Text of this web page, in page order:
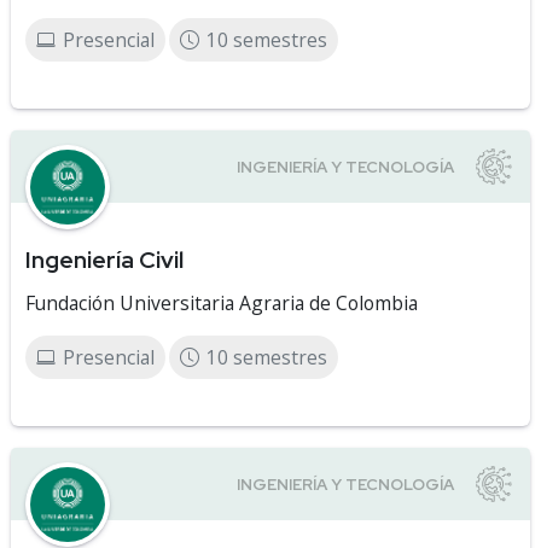
Presencial 10 semestres
Ingeniería Civil
Fundación Universitaria Agraria de Colombia
Presencial 10 semestres